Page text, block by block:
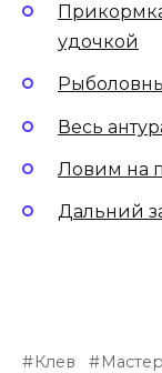
удочкой
Весь
Ловим на
Дальний
Клев